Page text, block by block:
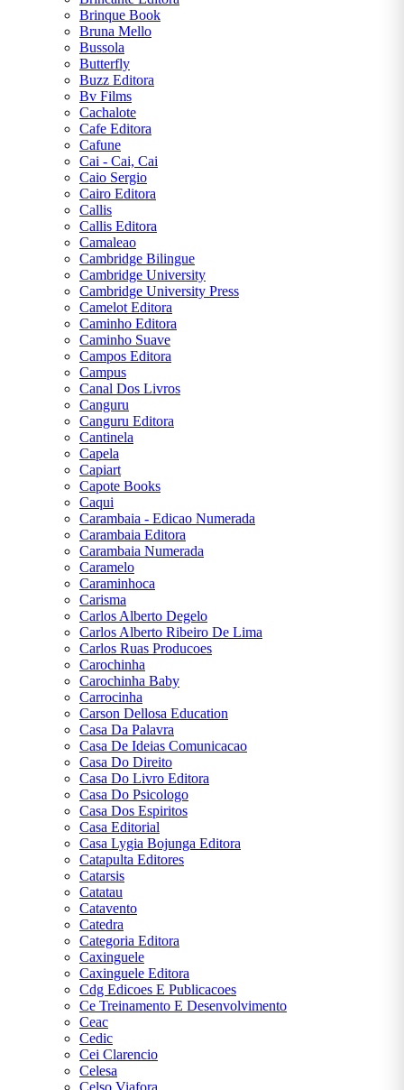
mensagem
Brinque Book
Bruna Mello
Bussola
Butterfly
Buzz Editora
Bv Films
Cachalote
Cafe Editora
Cafune
Cai - Cai, Cai
Caio Sergio
Cairo Editora
Callis
Callis Editora
Camaleao
Cambridge Bilingue
Cambridge University
Cambridge University Press
Camelot Editora
Caminho Editora
Caminho Suave
Campos Editora
Campus
Canal Dos Livros
Canguru
Canguru Editora
Cantinela
Capela
Capiart
Capote Books
Caqui
Carambaia - Edicao Numerada
Carambaia Editora
Carambaia Numerada
Caramelo
Caraminhoca
Carisma
Carlos Alberto Degelo
Carlos Alberto Ribeiro De Lima
Carlos Ruas Producoes
Carochinha
Carochinha Baby
Carrocinha
Carson Dellosa Education
Casa Da Palavra
Casa De Ideias Comunicacao
Casa Do Direito
Casa Do Livro Editora
Casa Do Psicologo
Casa Dos Espiritos
Casa Editorial
Casa Lygia Bojunga Editora
Catapulta Editores
Catarsis
Catatau
Catavento
Catedra
Categoria Editora
Caxinguele
Caxinguele Editora
Cdg Edicoes E Publicacoes
Ce Treinamento E Desenvolvimento
Ceac
Cedic
Cei Clarencio
Celesa
Celso Viafora